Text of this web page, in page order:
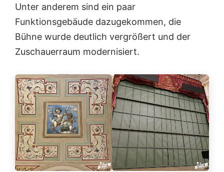
Unter anderem sind ein paar
Funktionsgebäude dazugekommen, die
Bühne wurde deutlich vergrößert und der
Zuschauerraum modernisiert.